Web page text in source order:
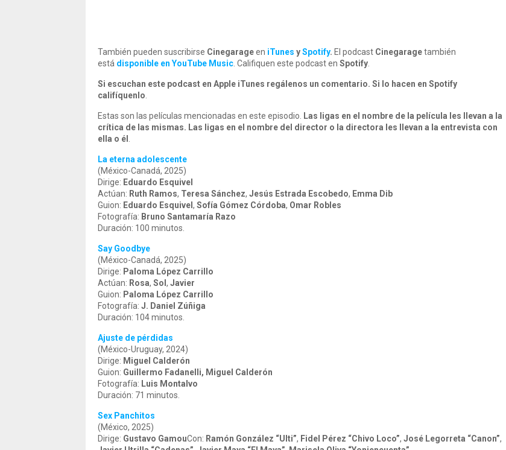
También pueden suscribirse Cinegarageen iTunes ySpotify. El podcast Cinegaragetambién
está disponible en YouTube Music . Califiquen este podcast en Spotify
Si escuchan este podcast en Apple iTunes regálenos un comentario. Si lo hacen en Spotify
califíquenlo
Estas son las películas mencionadas en este episodio.
Las ligas en el nombre de la película les llevan a la
crítica de las mismas. Las ligas en el nombre del director o la directora les llevan a la entrevista con
ella o él
La eterna adolescente
(México-Canadá, 2025)
Dirige: Eduardo Esquivel
Actúan: Ruth Ramos, Teresa Sánchez, Jesús Estrada Escobedo, Emma Dib
Guion: Eduardo Esquivel , Sofía Gómez Córdoba, Omar Robles
Fotografía: Bruno Santamaría Razo
Duración: 100 minutos.
Say Goodbye
(México-Canadá, 2025)
Dirige: Paloma López Carrillo
Actúan: Rosa, Sol , Javier
Guion: Paloma López Carrillo
Fotografía: J. Daniel Zúñiga
Duración: 104 minutos.
Ajuste de pérdidas
(México-Uruguay, 2024)
Dirige: Miguel Calderón
Guion: Guillermo Fadanelli, Miguel Calderón
Fotografía: Luis Montalvo
Duración: 71 minutos.
Sex Panchitos
(México, 2025)
Dirige: Gustavo GamouCon: Ramón González “Ulti”, Fidel Pérez “Chivo Loco”, José Legorreta “Canon”,